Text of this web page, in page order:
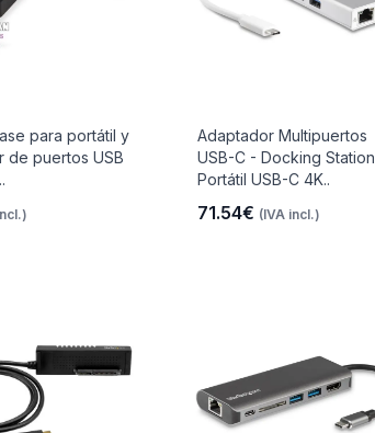
para portátil y
de puertos USB
Adaptador Multipuertos
USB-C - Docking Station
Portátil USB-C 4K..
71.54€ (IVA incl.)